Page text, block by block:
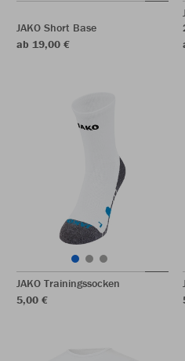
JAKO Short Base
ab 19,00 €
JAKO Trainingssocken
5,00 €